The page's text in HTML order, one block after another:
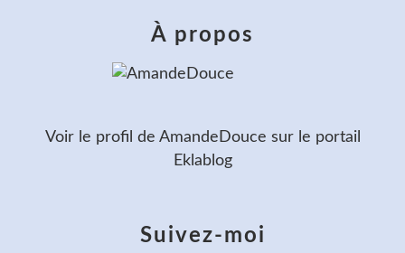
Suivez-moi
À propos
Voir le profil de AmandeDouce sur le portail
Eklablog